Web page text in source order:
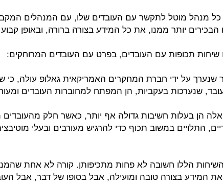
כל מנהל מוטל לתקשר עם העובדים שלו, עם המנהלים
הבכירים יותר ממנו, את כל המידע בצורה ברורה, ובאופן
על ידי חברת המחקרים האמריקאית גאלופ עולה, כי
שנערכות בעקביות, הן המפתח למחוברות העובדים
הן בעלות חשיבות גדולה אף יותר, כאשר חלק מהעובדים
התלויים במשוב תכוף כדי להרגיש מעורבים ובעלי
הללו חשובה לא פחות מתכיפותן. קורה לא אחת
המידע בצורה טובה ומועילה, אבל בסופו של דבר, אבל